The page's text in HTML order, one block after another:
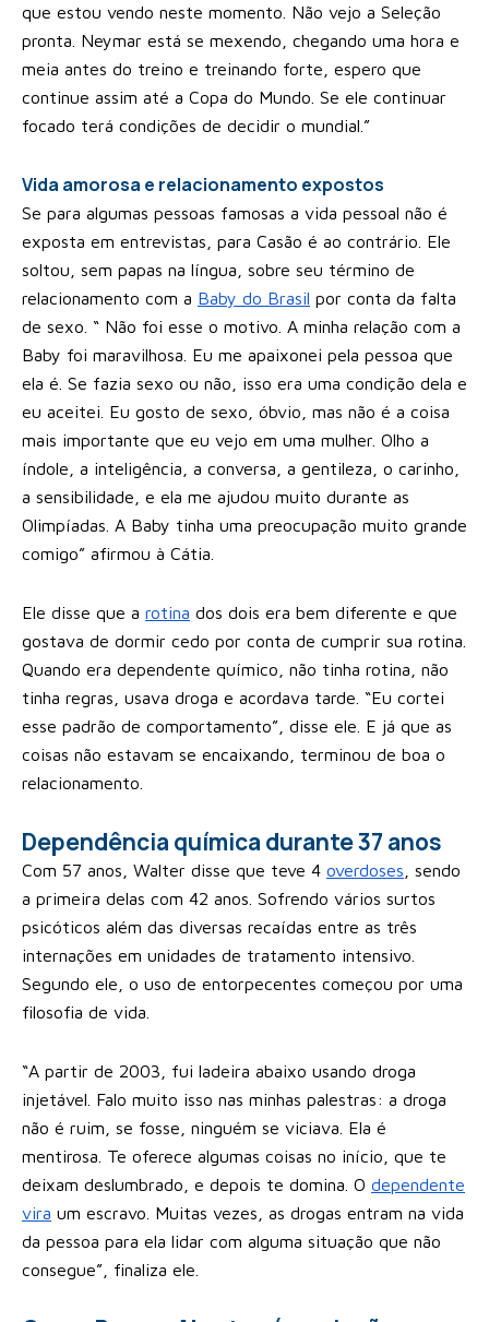
que estou vendo neste momento. Não vejo a Seleção
pronta. Neymar está se mexendo, chegando uma hora e
meia antes do treino e treinando forte, espero que
continue assim até a Copa do Mundo. Se ele continuar
focado terá condições de decidir o mundial.”
Vida amorosa e relacionamento expostos
Se para algumas pessoas famosas a vida pessoal não é
exposta em entrevistas, para Casão é ao contrário. Ele
soltou, sem papas na língua, sobre seu término de
relacionamento com a Baby do Brasil por conta da falta
de sexo. “ Não foi esse o motivo. A minha relação com a
Baby foi maravilhosa. Eu me apaixonei pela pessoa que
ela é. Se fazia sexo ou não, isso era uma condição dela e
eu aceitei. Eu gosto de sexo, óbvio, mas não é a coisa
mais importante que eu vejo em uma mulher. Olho a
índole, a inteligência, a conversa, a gentileza, o carinho,
a sensibilidade, e ela me ajudou muito durante as
Olimpíadas. A Baby tinha uma preocupação muito grande
comigo” afirmou à Cátia.
Ele disse que a rotina dos dois era bem diferente e que
gostava de dormir cedo por conta de cumprir sua rotina.
Quando era dependente químico, não tinha rotina, não
tinha regras, usava droga e acordava tarde. “Eu cortei
esse padrão de comportamento”, disse ele. E já que as
coisas não estavam se encaixando, terminou de boa o
relacionamento.
Dependência química durante 37 anos
Com 57 anos, Walter disse que teve 4 overdoses , sendo
a primeira delas com 42 anos. Sofrendo vários surtos
psicóticos além das diversas recaídas entre as três
internações em unidades de tratamento intensivo.
Segundo ele, o uso de entorpecentes começou por uma
filosofia de vida.
“A partir de 2003, fui ladeira abaixo usando droga
injetável. Falo muito isso nas minhas palestras: a droga
não é ruim, se fosse, ninguém se viciava. Ela é
mentirosa. Te oferece algumas coisas no início, que te
deixam deslumbrado, e depois te domina. O dependente
vira um escravo. Muitas vezes, as drogas entram na vida
da pessoa para ela lidar com alguma situação que não
consegue”, finaliza ele.